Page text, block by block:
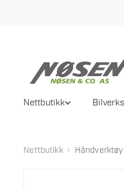
Nettbutikk
Nettbutikk › Håndverktøy